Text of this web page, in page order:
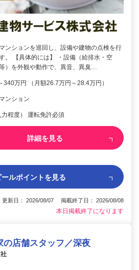
ンションを巡回し、設備や建物の点検を行
。 【具体的には】 ・設備（給排水・空
）を外観や動作で、異音、異臭…
340万円 （月額26.7万円～28.4万円）
ンション
程度） 運転免許必須
詳細を見る
ルポイントを見る
更新日： 2026/08/07 掲載終了日： 2026/08/08
本日掲載終了になります
の店舗スタッフ／深夜